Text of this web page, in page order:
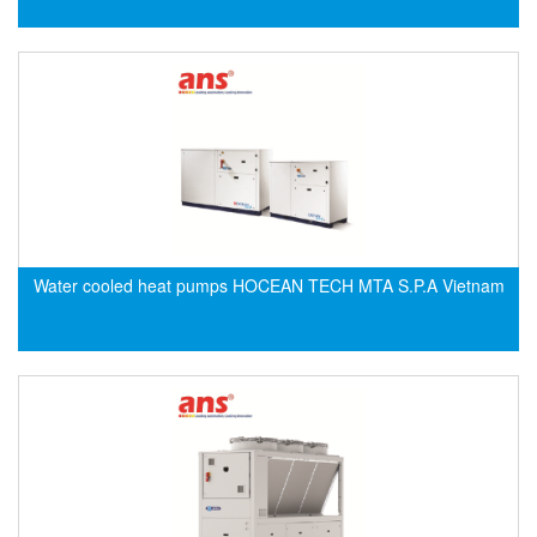
Delmhorst VietNam
DESAX
Deublin
Water cooled heat pumps HOCEAN TECH MTA S.P.A Vietnam